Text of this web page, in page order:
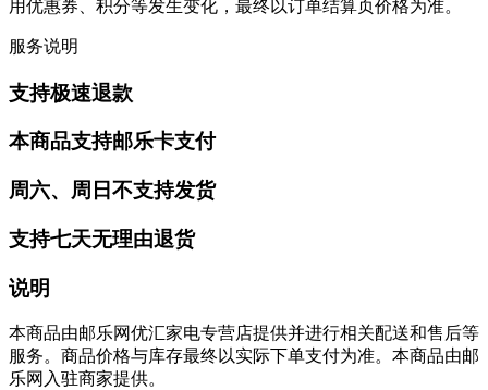
用优惠券、积分等发生变化，最终以订单结算页价格为准。
服务说明
支持极速退款
本商品支持邮乐卡支付
周六、周日不支持发货
支持七天无理由退货
说明
本商品由邮乐网优汇家电专营店提供并进行相关配送和售后等
服务。商品价格与库存最终以实际下单支付为准。本商品由邮
乐网入驻商家提供。